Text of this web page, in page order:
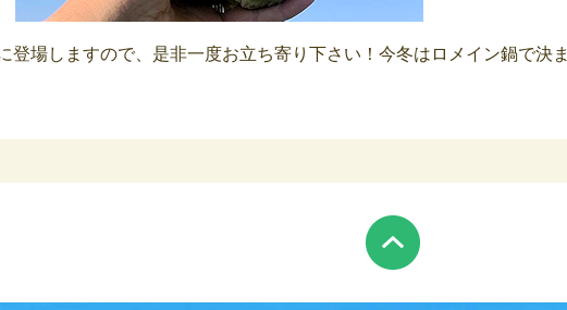
登場しますので、是非一度お立ち寄り下さい！今冬はロメイン鍋で決ま